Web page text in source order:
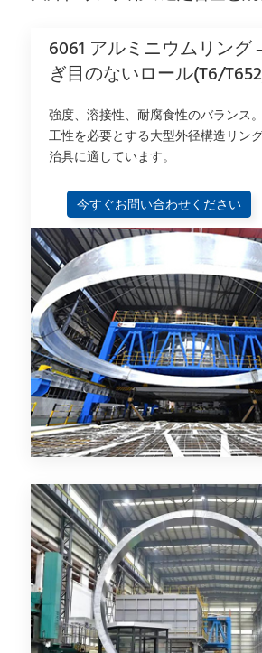
6061 アルミニウムリン
ぎ目のないロール(T6/
強度、溶接性、耐腐食性のバランス
工性を必要とする大型外径構造リン
治具に適しています。
今すぐお問い合わせください